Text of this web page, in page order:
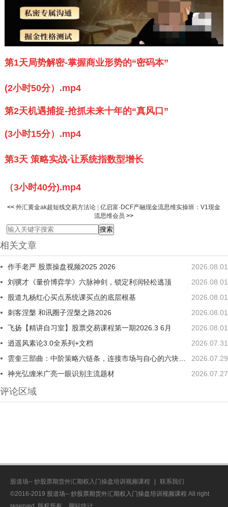
第1天局势解密-掌握商业形势的“密码本”
(2小时50分）.mp4
第2天机遇捕捉-抢抓未来十年的“真风口”
(3小时15分）.mp4
第3天 策略实战-让系统指数型增长
（3小时40分).mp4
<<外汇黄金ak超短线交易方法论 |亿启富·DCF产融现金流思维实操班：V1现金
流思维会员 >>
相关文章
2026.08.01
作手老严 股票操盘视频2025 2026
2026.08.01
刘骥才《量价博弈学》六脉神剑，锁定利润轻松逃顶
2026.08.01
股道九杨红心买点系统课买点的底层根基
2026.08.01
刺客涅槃 和讯圈子涅槃之路2026
2026.08.01
飞扬【精讲自习室】股票交易课程第一期2026.3 6月
2026.07.31
逍遥风素论3.0全系列+文档
2026.07.29
雲奎三部曲：中阶策略六链条，连接市场与自心的六块踏板
2026.07.27
神光弘缠米广亮一眼识别主流题材
评论区域
股道场-- 炒股票期货外汇期权入门操盘培训视频课程
联系我们
©2016-2019 股道场-- 炒股票期货外汇期权入门操盘培训视频课程 All right